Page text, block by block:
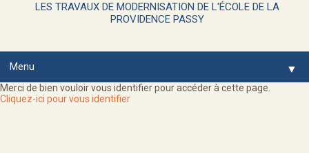
LES TRAVAUX DE MODERNISATIONDE L'ÉCOLE DE LA
PROVIDENCE PASSY
Menu ▼
Merci de bien vouloir vous identifier pour accéder à cette page.
Cliquez-ici pour vous identifier